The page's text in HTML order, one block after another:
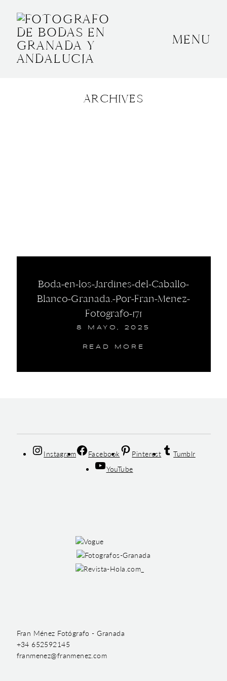
MENU
ARCHIVES
Boda-en-los-Jardines-del-Caballo-
Blanco-Granada.-Por-Fran-Menez-
Fotografo-171
8 MAYO, 2025
READ MORE
BODAS
Instagram Facebook Pinterest
Tumblr
YouTube
Fran Ménez Fotógrafo - Granada
+34 652592145
franmenez@franmenez.com